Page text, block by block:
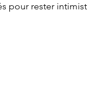
pour rester